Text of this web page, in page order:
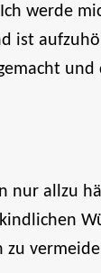
werde
ist
und
nur allzu
zu